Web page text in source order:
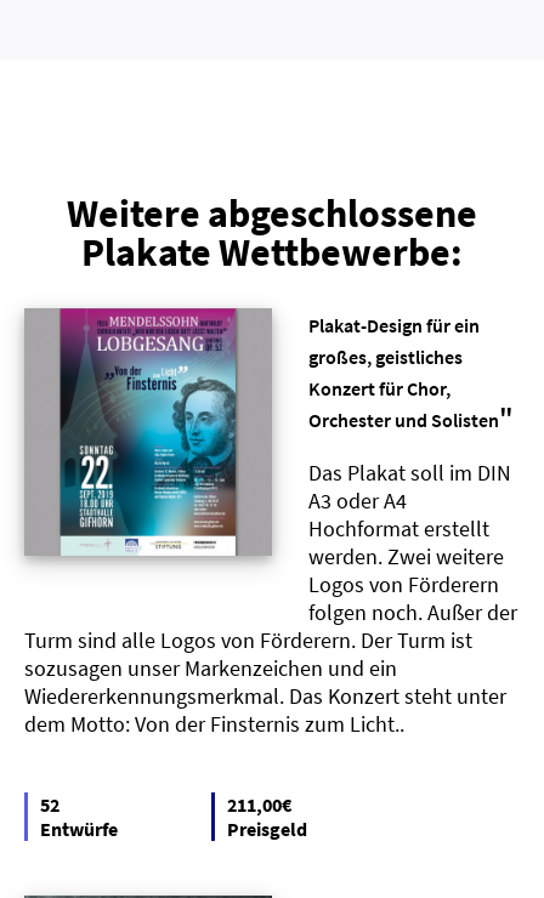
Weitere abgeschlossene
Plakate Wettbewerbe:
Plakat-Design für ein
großes, geistliches
Konzert für Chor,
Orchester und Solisten"
Das Plakat soll im DIN
A3 oder A4
Hochformat erstellt
werden. Zwei weitere
Logos von Förderern
folgen noch. Außer der
Turm sind alle Logos von Förderern. Der Turm ist
sozusagen unser Markenzeichen und ein
Wiedererkennungsmerkmal. Das Konzert steht unter
dem Motto: Von der Finsternis zum Licht..
52
Entwürfe
211,00€
Preisgeld